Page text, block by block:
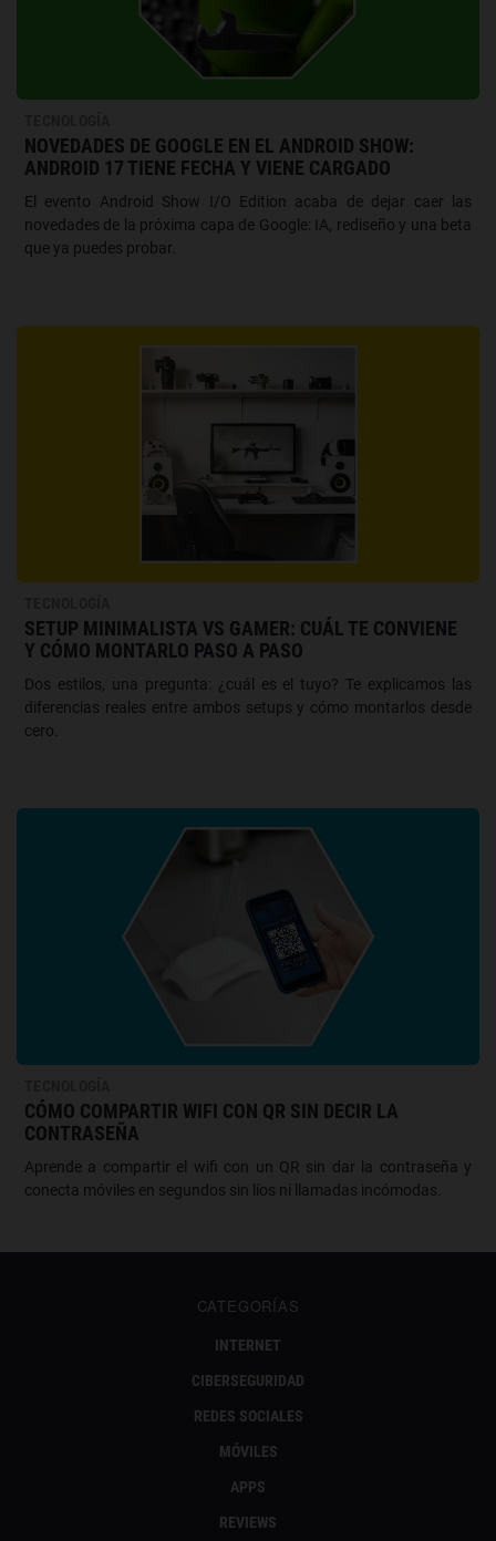
NOVEDADES DE GOOGLE EN EL ANDROID SHOW:
ANDROID 17 TIENE FECHA Y VIENE CARGADO
El evento Android Show I/O Edition acaba de dejar caer las
novedades de la próxima capa de Google: IA, rediseño y una beta
que ya puedes probar.
SETUP MINIMALISTA VS GAMER: CUÁL TE CONVIENE
Y CÓMO MONTARLO PASO A PASO
Dos estilos, una pregunta: ¿cuál es el tuyo? Te explicamos las
diferencias reales entre ambos setups y cómo montarlos desde
cero.
CÓMO COMPARTIR WIFI CON QR SIN DECIR LA
CONTRASEÑA
Aprende a compartir el wifi con un QR sin dar la contraseña y
conecta móviles en segundos sin líos ni llamadas incómodas.
CATEGORÍAS
INTERNET
CIBERSEGURIDAD
REDES SOCIALES
MÓVILES
APPS
REVIEWS